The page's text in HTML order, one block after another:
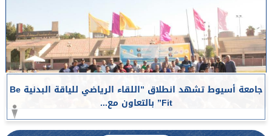
جامعة أسيوط تشهد انطلاق ”اللقاء الرياضي للياقة البدنية Be
Fit” بالتعاون مع...